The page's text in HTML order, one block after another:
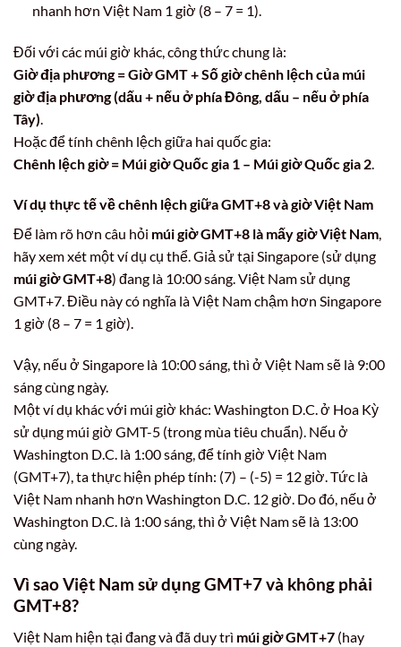
nhanh hơn Việt Nam 1 giờ (8 – 7 = 1).
Đối với các múi giờ khác, công thức chung là:
Giờ địa phương = Giờ GMT + Số giờ chênh lệch của múi
giờ địa phương (dấu + nếu ở phía Đông, dấu – nếu ở phía
Tây)
Hoặc để tính chênh lệch giữa hai quốc gia:
Chênh lệch giờ = Múi giờ Quốc gia 1 – Múi giờ Quốc gia 2
Ví dụ thực tế về chênh lệch giữa GMT+8 và giờ Việt Nam
Để làm rõ hơn câu hỏi múi giờ GMT+8 là mấy giờ Việt Nam,
hãy xem xét một ví dụ cụ thể. Giả sử tại Singapore (sử dụng
múi giờ GMT+8) đang là 10:00 sáng. Việt Nam sử dụng
GMT+7. Điều này có nghĩa là Việt Nam chậm hơn Singapore
1 giờ (8 – 7 = 1 giờ).
Vậy, nếu ở Singapore là 10:00 sáng, thì ở Việt Nam sẽ là 9:00
sáng cùng ngày.
Một ví dụ khác với múi giờ khác: Washington D.C. ở Hoa Kỳ
sử dụng múi giờ GMT-5 (trong mùa tiêu chuẩn). Nếu ở
Washington D.C. là 1:00 sáng, để tính giờ Việt Nam
(GMT+7), ta thực hiện phép tính: (7) – (-5) = 12 giờ. Tức là
Việt Nam nhanh hơn Washington D.C. 12 giờ. Do đó, nếu ở
Washington D.C. là 1:00 sáng, thì ở Việt Nam sẽ là 13:00
cùng ngày.
Vì sao Việt Nam sử dụng GMT+7 và không phải
GMT+8?
Việt Nam hiện tại đang và đã duy trì múi giờ GMT+7 (hay